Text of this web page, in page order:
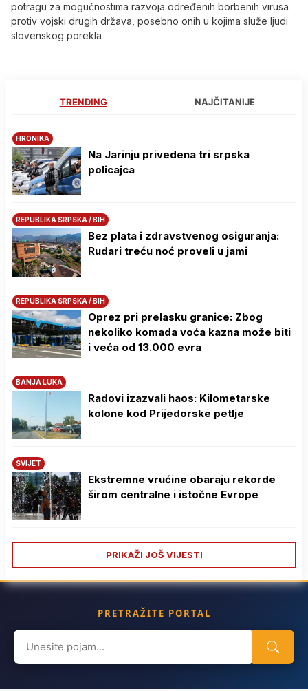
potragu za mogućnostima razvoja određenih borbenih virusa
protiv vojski drugih država, posebno onih u kojima služe ljudi
slovenskog porekla
TRENDING NAJČITANIJE
HRONIKA
Na Јarinju privedena tri srpska
policajca
REPUBLIKA SRPSKA / BIH
Bez plata i zdravstvenog osiguranja:
Rudari treću noć proveli u jami
REPUBLIKA SRPSKA / BIH
Oprez pri prelasku granice: Zbog
nekoliko komada voća kazna može biti
i veća od 13.000 evra
BANJA LUKA
Radovi izazvali haos: Kilometarske
kolone kod Prijedorske petlje
SVIJET
Ekstremne vrućine obaraju rekorde
širom centralne i istočne Evrope
PRIKAŽI JOŠ VIJESTI
PRETRAŽITE PORTAL
Search
for: